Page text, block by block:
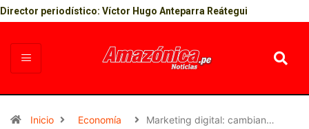
Director periodístico: Víctor Hugo Anteparra Reátegui
Inicio Economía Marketing digital: cambian…